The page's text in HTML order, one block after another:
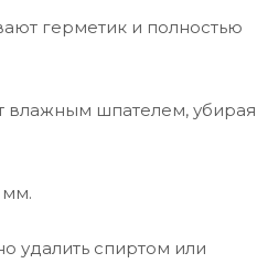
герметик и полностью
влажным шпателем, убирая
мм.
удалить спиртом или